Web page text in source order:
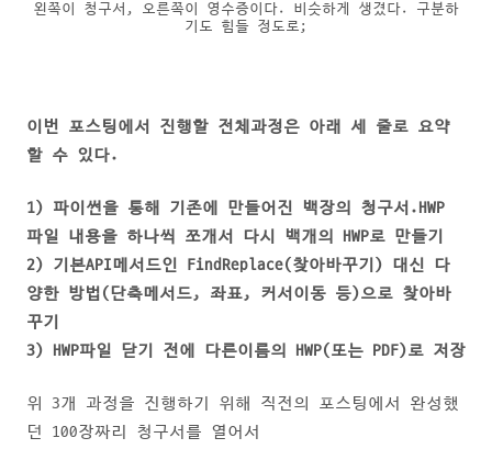
왼쪽이 청구서, 오른쪽이 영수증이다. 비슷하게 생겼다. 구분하
기도 힘들 정도로;
이번 포스팅에서 진행할 전체과정은 아래 세 줄로 요약
할 수 있다.
1) 파이썬을 통해 기존에 만들어진
백장의 청구서.HWP
파일 내용을 하나씩 쪼개서 다시 백개의 HWP로 만들기
2) 기본API메서드인 FindReplace(찾아바꾸기) 대신 다
양한 방법(단축메서드, 좌표, 커서이동 등)으로 찾아바
꾸기
3) HWP파일 닫기 전에 다른이름의 HWP(또는 PDF)로 저장
위 3개 과정을 진행하기 위해 직전의 포스팅에서 완성했
던 100장짜리 청구서를 열어서